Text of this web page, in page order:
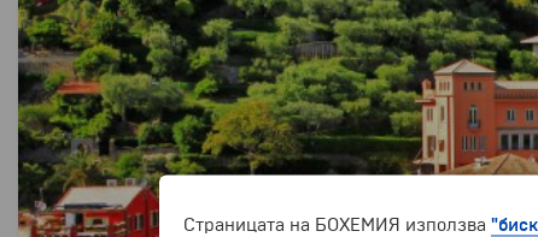
Страницата на БОХЕМИЯ използва